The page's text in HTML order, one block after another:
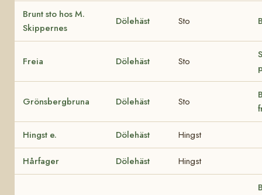
Brunt sto hos M.
Skippernes
Dölehäst Sto
Freia Dölehäst Sto
Grönsbergbruna Dölehäst Sto
Hingst e. Dölehäst Hingst
Hårfager Dölehäst Hingst